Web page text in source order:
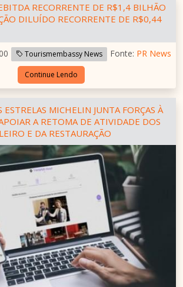
RECORRENTE DE R$1,4 BILHÃO
DILUÍDO RECORRENTE DE R$0,44
Tourismembassy News Fonte: PR News
Continue Lendo
ESTRELAS MICHELIN JUNTA FORÇAS À
A RETOMA DE ATIVIDADE DOS
E DA RESTAURAÇÃO